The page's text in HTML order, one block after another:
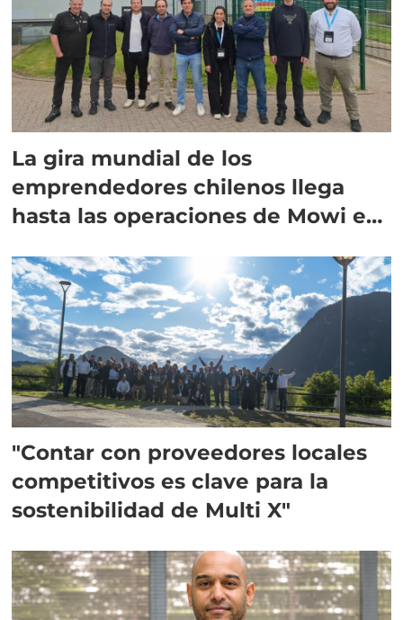
La gira mundial de los
emprendedores chilenos llega
hasta las operaciones de Mowi en
"Contar con proveedores locales
competitivos es clave para la
sostenibilidad de Multi X"